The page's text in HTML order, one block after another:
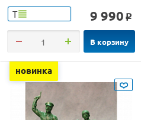
Т 9 990 o
В корзину
новинка